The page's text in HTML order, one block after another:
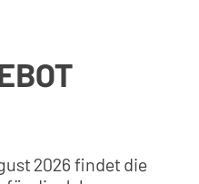
2026 findet die